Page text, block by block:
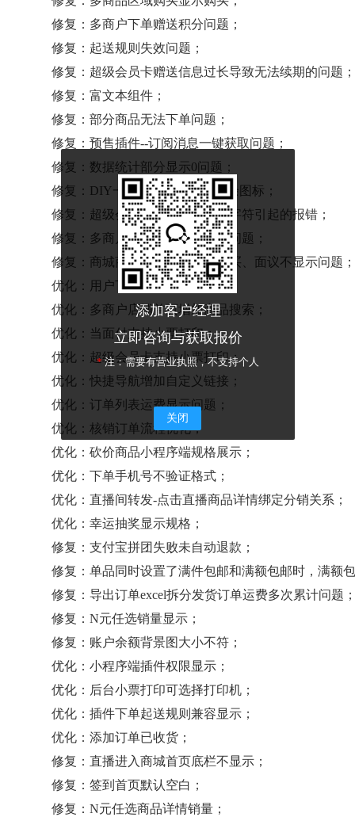
修复：多商户下单赠送积分问题；
修复：起送规则失效问题；
修复：超级会员卡赠送信息过长导致无法续期的问题；
修复：富文本组件；
修复：部分商品无法下单问题；
修复：预售插件--订阅消息一键获取问题；
修复：数据统计部分显示0问题；
修复：DIY一行两个商品列表多余图标；
修复：超级会员卡赠送信息特殊字符引起的报错；
修复：多商户商品详情销量显示问题；
修复：商城商品批量设置快速购买、面议不显示问题；
优化：用户下单可显示起送价；
优化：多商户店铺首页增加商品搜索；
优化：当面付支持小票打印；
优化：超级会员卡支持小票打印；
优化：快捷导航增加自定义链接；
优化：订单列表运费显示问题；
优化：核销订单流程优化；
优化：砍价商品小程序端规格展示；
优化：下单手机号不验证格式；
优化：直播间转发-点击直播商品详情绑定分销关系；
优化：幸运抽奖显示规格；
修复：支付宝拼团失败未自动退款；
修复：单品同时设置了满件包邮和满额包邮时，满额
修复：导出订单excel拆分发货订单运费多次累计问题
修复：N元任选销量显示；
修复：账户余额背景图大小不符；
优化：小程序端插件权限显示；
优化：后台小票打印可选择打印机；
优化：插件下单起送规则兼容显示；
优化：添加订单已收货；
修复：直播进入商城首页底栏不显示；
修复：签到首页默认空白；
修复：N元任选商品详情销量；
添加客户经理
立即咨询与获取报价
*注：需要有营业执照，不支持个人
关闭